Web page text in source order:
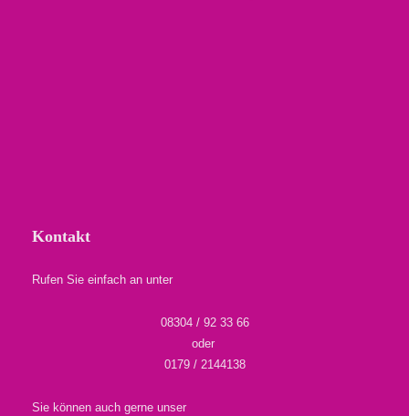
Kontakt
Rufen Sie einfach an unter
08304 / 92 33 66
oder
0179 / 2144138
Sie können auch gerne unser